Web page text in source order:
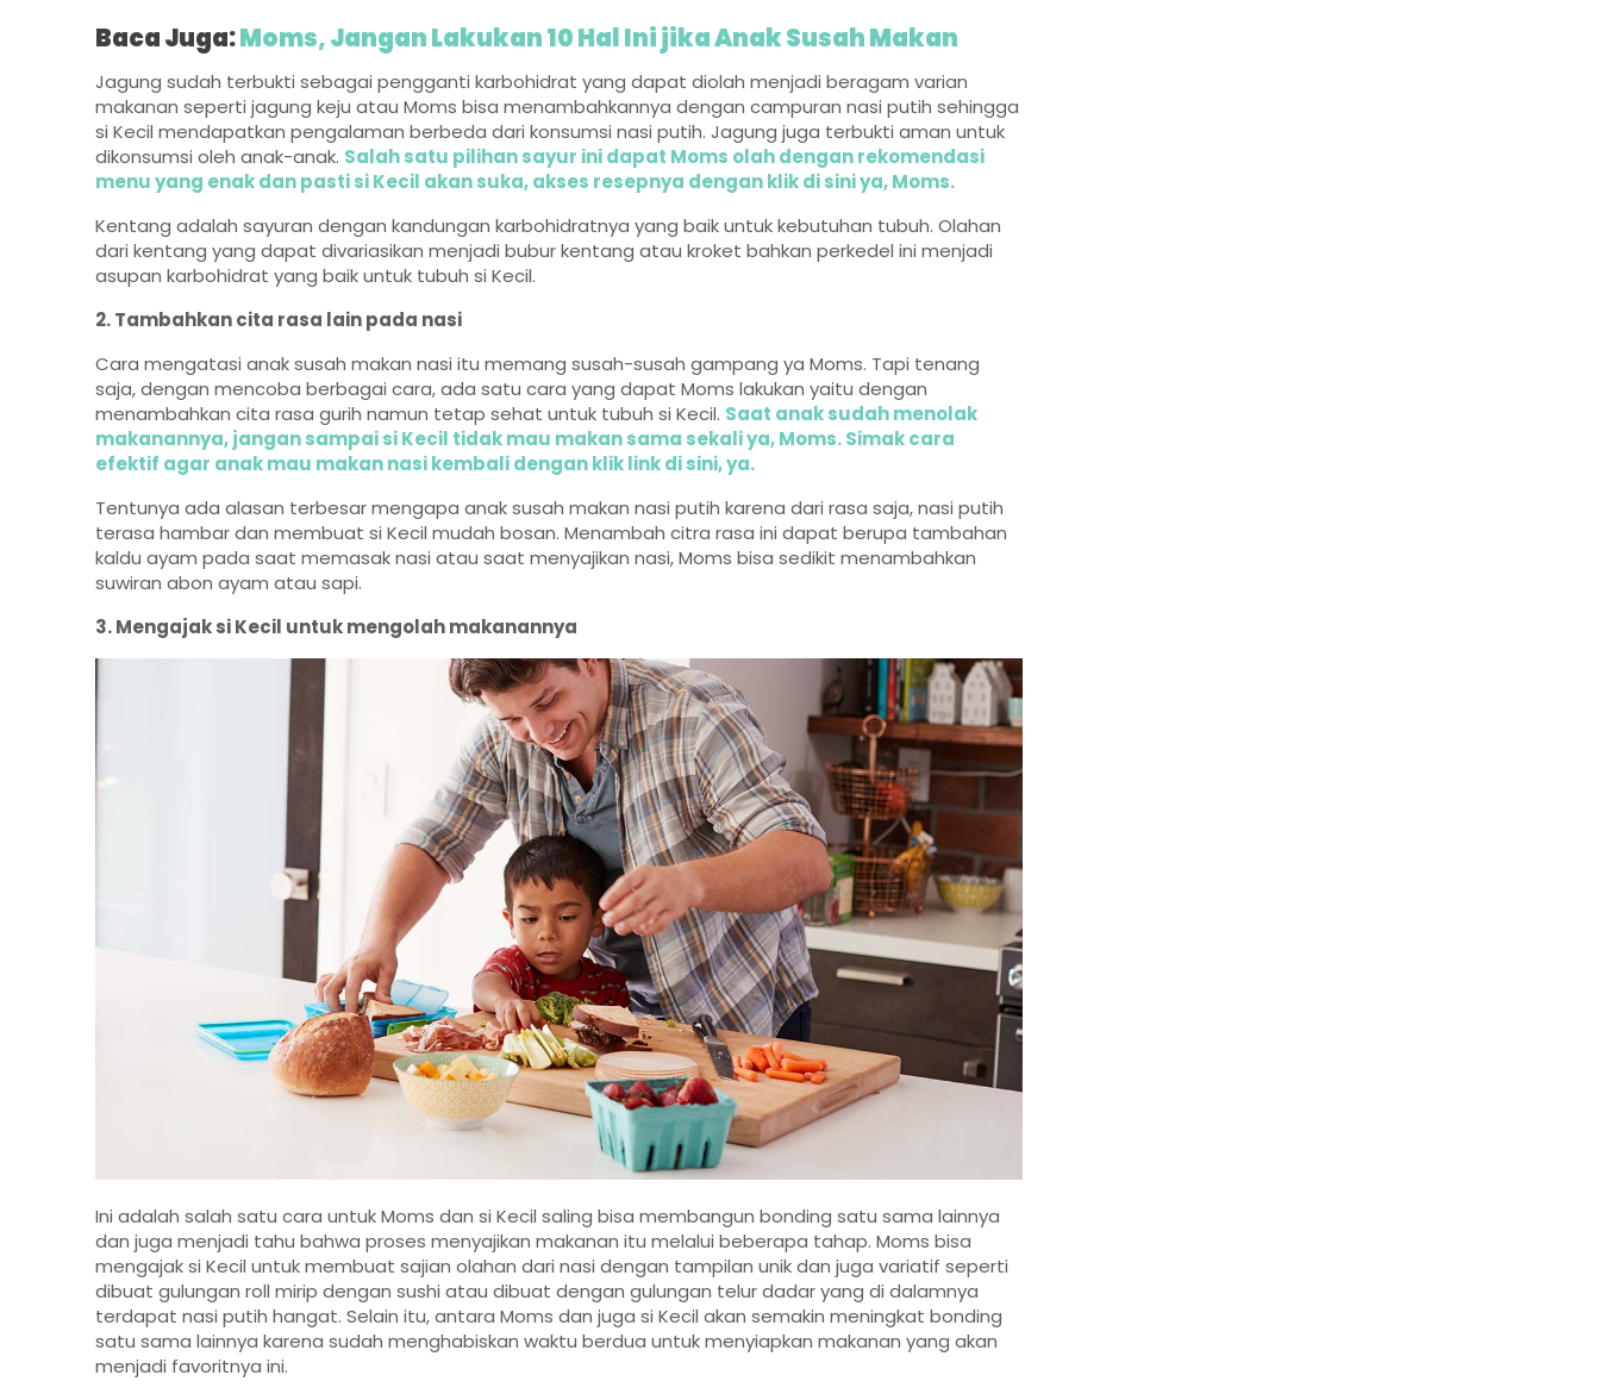
Baca Juga:Moms, Jangan Lakukan 10 Hal Ini jika Anak Susah Makan
Jagung sudah terbukti sebagai pengganti karbohidrat yang dapat diolah menjadi beragam varian
makanan seperti jagung keju atau Moms bisa menambahkannya dengan campuran nasi putih sehingga
si Kecil mendapatkan pengalaman berbeda dari konsumsi nasi putih. Jagung juga terbukti aman untuk
dikonsumsi oleh anak-anak. Salah satu pilihan sayur ini dapat Moms olah dengan rekomendasi
menu yang enak dan pasti si Kecil akan suka, akses resepnya dengan klik di sini ya, Moms.
Kentang adalah sayuran dengan kandungan karbohidratnya yang baik untuk kebutuhan tubuh. Olahan
dari kentang yang dapat divariasikan menjadi bubur kentang atau kroket bahkan perkedel ini menjadi
asupan karbohidrat yang baik untuk tubuh si Kecil.
2. Tambahkan cita rasa lain pada nasi
Cara mengatasi anak susah makan nasi itu memang susah-susah gampang ya Moms. Tapi tenang
saja, dengan mencoba berbagai cara, ada satu cara yang dapat Moms lakukan yaitu dengan
menambahkan cita rasa gurih namun tetap sehat untuk tubuh si Kecil. Saat anak sudah menolak
makanannya, jangan sampai si Kecil tidak mau makan sama sekali ya, Moms. Simak cara
efektif agar anak mau makan nasi kembali dengan klik link di sini, ya.
Tentunya ada alasan terbesar mengapa anak susah makan nasi putih karena dari rasa saja, nasi putih
terasa hambar dan membuat si Kecil mudah bosan. Menambah citra rasa ini dapat berupa tambahan
kaldu ayam pada saat memasak nasi atau saat menyajikan nasi, Moms bisa sedikit menambahkan
suwiran abon ayam atau sapi.
3. Mengajak si Kecil untuk mengolah makanannya
Ini adalah salah satu cara untuk Moms dan si Kecil saling bisa membangun bonding satu sama lainnya
dan juga menjadi tahu bahwa proses menyajikan makanan itu melalui beberapa tahap. Moms bisa
mengajak si Kecil untuk membuat sajian olahan dari nasi dengan tampilan unik dan juga variatif seperti
dibuat gulungan roll mirip dengan sushi atau dibuat dengan gulungan telur dadar yang di dalamnya
terdapat nasi putih hangat. Selain itu, antara Moms dan juga si Kecil akan semakin meningkat bonding
satu sama lainnya karena sudah menghabiskan waktu berdua untuk menyiapkan makanan yang akan
menjadi favoritnya ini.